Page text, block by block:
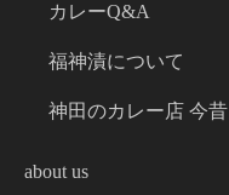
カレーQ&A
福神漬について
神田のカレー店 今昔
about us